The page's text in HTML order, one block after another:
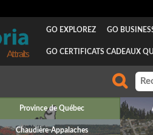
Attraits
GO EXPLOREZ GO
GO CERTIFICATS CADEAUX
Province de Québec
Chaudière-Appalaches